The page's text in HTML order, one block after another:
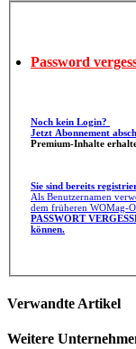
Password
Noch kein Login?
Jetzt Abonnement
Premium-Inhalte
Sie sind bereits
Als Benutzernamen
dem früheren WOMag-
PASSWORT
können.
Verwandte Artikel
Weitere